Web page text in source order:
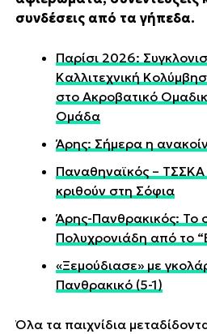
συνδέσεις από τα γήπεδα.
Παρίσι 2026:
Καλλιτεχνική
στο Ακροβατικό
Ομάδα
Άρης: Σήμερα η
Παναθηναϊκός –
κριθούν στη Σόφια
Άρης-Πανθρακικός: Το
Πολυχρονιάδη από το
«Ξεμούδιασε» με
Πανθρακικό (5-1)
Όλα τα παιχνίδια